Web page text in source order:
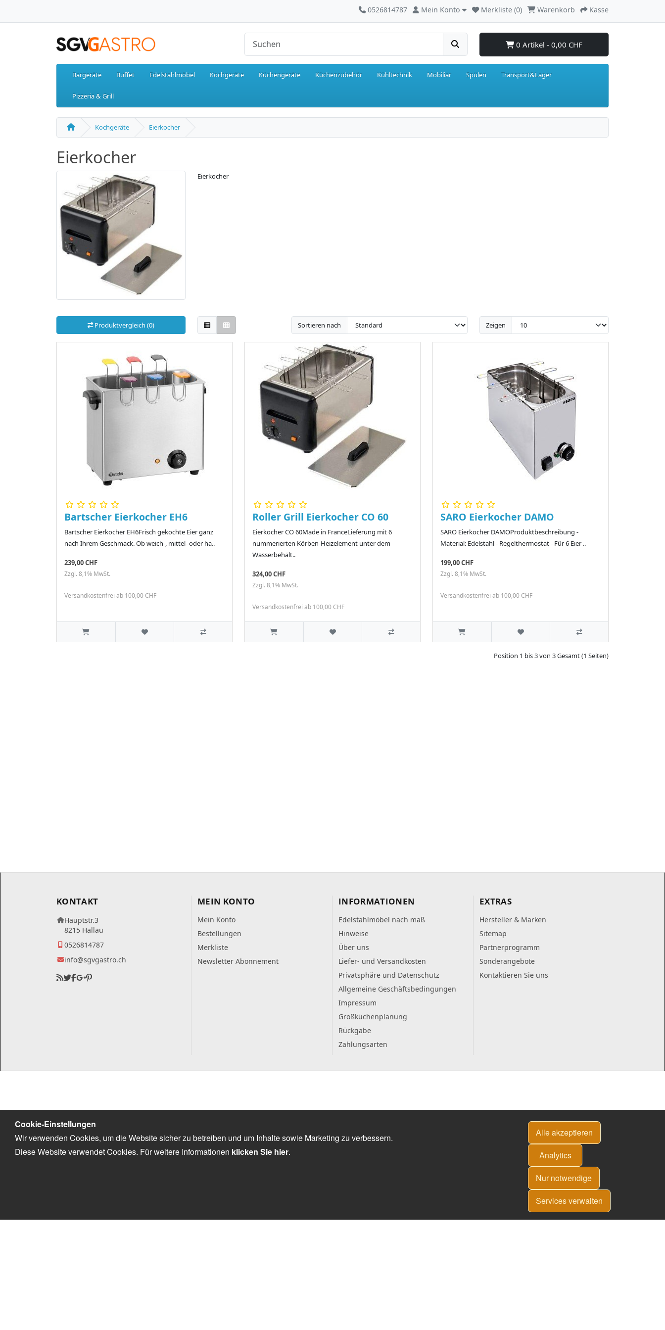
0526814787 Mein Konto Merkliste (0) Warenkorb Kasse
0 Artikel - 0,00 CHF
Bargeräte Buffet Edelstahlmöbel Kochgeräte Küchengeräte Küchenzubehör Kühltechnik Mobiliar Spülen Transport&Lager
Pizzeria & Grill
Kochgeräte Eierkocher
Eierkocher
Eierkocher
Produktvergleich (0) Sortieren nach Zeigen
Bartscher Eierkocher EH6
Bartscher Eierkocher EH6Frisch gekochte Eier ganz
nach Ihrem Geschmack. Ob weich-, mittel- oder ha..
239,00 CHF
Zzgl. 8,1% MwSt.
Versandkostenfrei ab 100,00 CHF
Roller Grill Eierkocher CO 60
Eierkocher CO 60Made in FranceLieferung mit 6
nummerierten Körben-Heizelement unter dem
Wasserbehält..
324,00 CHF
Zzgl. 8,1% MwSt.
Versandkostenfrei ab 100,00 CHF
SARO Eierkocher DAMO
SARO Eierkocher DAMOProduktbeschreibung -
Material: Edelstahl - Regelthermostat - Für 6 Eier ..
199,00 CHF
Zzgl. 8,1% MwSt.
Versandkostenfrei ab 100,00 CHF
Position 1 bis 3 von 3 Gesamt (1 Seiten)
KONTAKT
Hauptstr.3
8215 Hallau
0526814787
info@sgvgastro.ch
MEIN KONTO
Mein Konto
Bestellungen
Merkliste
Newsletter Abonnement
INFORMATIONEN
Edelstahlmöbel nach maß
Hinweise
Über uns
Liefer- und Versandkosten
Privatsphäre und Datenschutz
Allgemeine Geschäftsbedingungen
Impressum
Großküchenplanung
Rückgabe
Zahlungsarten
EXTRAS
Hersteller & Marken
Sitemap
Partnerprogramm
Sonderangebote
Kontaktieren Sie uns
Cookie-Einstellungen
Wir verwenden Cookies, um die Website sicher zu betreiben und um Inhalte sowie Marketing zu verbessern.
Diese Website verwendet Cookies. Für weitere Informationen klicken Sie hier.
Alle akzeptieren
Analytics
Nur notwendige
Services verwalten